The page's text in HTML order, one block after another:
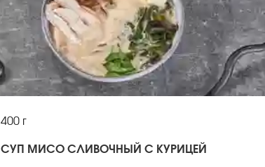
400 г
СУП МИСО СЛИВОЧНЫЙ С КУРИЦЕЙ